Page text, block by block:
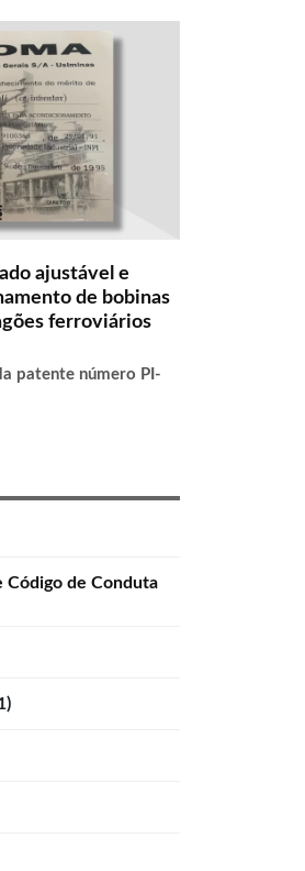
ajustável e
de bobinas
ferroviários
patente número PI-
Código de Conduta